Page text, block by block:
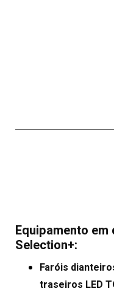
Equipamento
Selection+:
Faróis
traseiros LED